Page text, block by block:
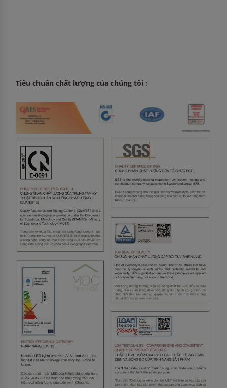
Tiêu chuẩn chất lượng của chúng tôi :